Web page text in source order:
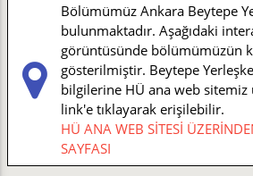
Bölümümüz Ankara Beytepe
bulunmaktadır. Aşağıdaki
görüntüsünde bölümümüzün
gösterilmiştir. Beytepe
bilgilerine HÜ ana web sitemiz
link'e tıklayarak erişilebilir.
HÜ ANA WEB SİTESİ
SAYFASI